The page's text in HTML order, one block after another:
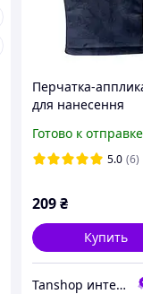
Перчатка-
для нанесення
Top Beauty черная
Готово к отправке
5.0 (6)
209 ₴
Купить
Tanshop интернет-магазин кремов для солярия, для автозагара, после загара